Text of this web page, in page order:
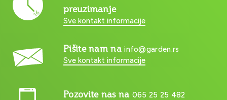
preuzimanje
Sve kontakt informacije
Pišite nam nainfo@garden.rs
Sve kontakt informacije
Pozovite nas na 065 25 25 482